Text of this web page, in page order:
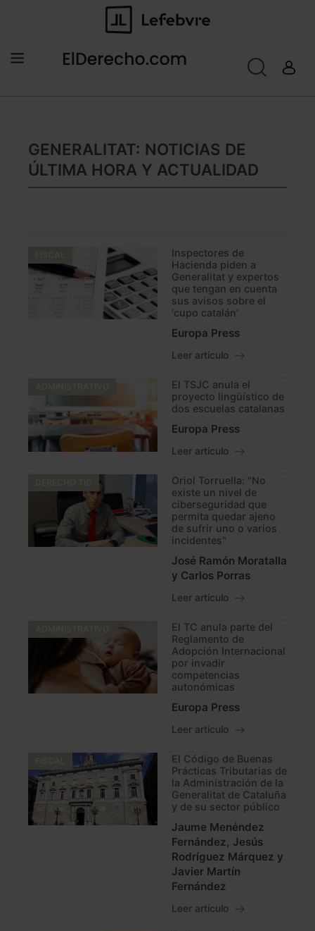
GENERALITAT: NOTICIAS DE
ÚLTIMA HORA Y ACTUALIDAD
Inspectores de
Hacienda piden a
Generalitat y expertos
que tengan en cuenta
sus avisos sobre el
'cupo catalán'
Europa Press
Leer artículo
El TSJC anula el
proyecto lingüístico de
dos escuelas catalanas
Europa Press
Leer artículo
Oriol Torruella: "No
existe un nivel de
ciberseguridad que
permita quedar ajeno
de sufrir uno o varios
incidentes"
José Ramón Moratalla
y Carlos Porras
Leer artículo
El TC anula parte del
Reglamento de
Adopción Internacional
por invadir
competencias
autonómicas
Europa Press
Leer artículo
El Código de Buenas
Prácticas Tributarias de
la Administración de la
Generalitat de Cataluña
y de su sector público
Jaume Menéndez
Fernández, Jesús
Rodríguez Márquez y
Javier Martín
Fernández
Leer artículo